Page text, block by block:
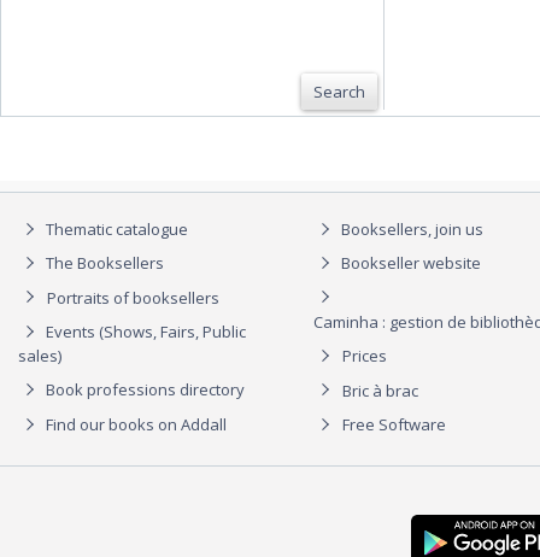
Search
Thematic catalogue
The Booksellers
Portraits of booksellers
Events (Shows, Fairs, Public
sales)
Book professions directory
Find our books on Addall
Booksellers, join us
Bookseller website
Caminha : gestion de
Prices
Bric à brac
Free Software